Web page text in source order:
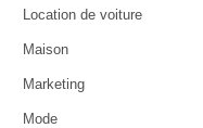
Location de voiture
Maison
Marketing
Mode